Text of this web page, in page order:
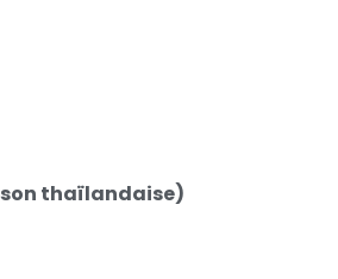
thaïlandaise)